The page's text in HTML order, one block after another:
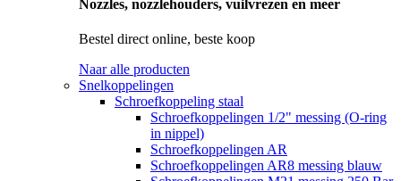
Nozzles, nozzlehouders, vuilvrezen en meer
Bestel direct online, beste koop
Naar alle producten
Snelkoppelingen
Schroefkoppeling staal
Schroefkoppelingen 1/2" messing (O-ring
in nippel)
Schroefkoppelingen AR
Schroefkoppelingen AR8 messing blauw